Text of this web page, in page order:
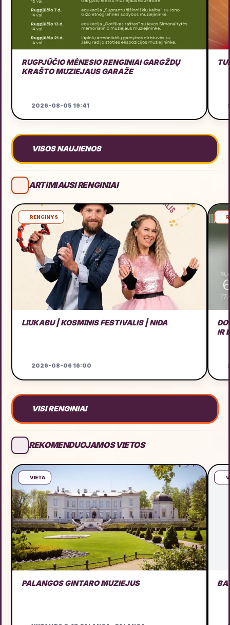
RUGPJŪČIO MĖNESIO RENGINIAI GARGŽDŲ
KRAŠTO MUZIEJAUS GARAŽE
2026-08-05 19:41
VISOS NAUJIENOS
ARTIMIAUSI RENGINIAI
RENGINYS
LIUKABU | KOSMINIS FESTIVALIS | NIDA
2026-08-06 16:00
IR
VISI RENGINIAI
REKOMENDUOJAMOS VIETOS
VIETA
PALANGOS GINTARO MUZIEJUS